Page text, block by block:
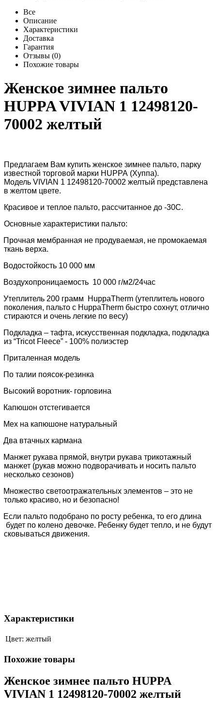
Все
Описание
Характеристики
Доставка
Гарантия
Отзывы (0)
Похожие товары
Женское зимнее пальто
HUPPA VIVIAN 1 12498120-
70002 желтый
Предлагаем Вам купить женское зимнее пальто, парку
известной торговой марки HUPPA (Хуппа).
Модель VIVIAN 1 12498120-70002 желтый представлена
в желтом цвете.
Красивое и теплое пальто, рассчитанное до -30С.
Основные характеристики пальто:
Прочная мембранная не продуваемая, не промокаемая
ткань верха.
Водостойкость 10 000 мм
Воздухопроницаемость 10 000 г/м2/24час
Утеплитель 200 грамм
HuppaTherm (утеплитель нового
поколения, пальто с HuppaTherm быстро сохнут, отлично
стираются и очень легкие по весу)
Подкладка – тафта, искусственная подкладка, подкладка
из “Tricot Fleece” - 100% полиэстер
Приталенная модель
По талии поясок-резинка
Высокий воротник- горловина
Капюшон отстегивается
Мех на капюшоне натуральный
Два втачных кармана
Манжет рукава прямой, внутри рукава трикотажный
манжет (рукав можно подворачивать и носить пальто
несколько сезонов)
Множество светоотражательных элементов – это не
только красиво, но и безопасно!
Если пальто подобрано по росту ребенка, то его длина
будет по колено девочке. Ребенку будет тепло, и не будут
сковываться движения.
Характеристики
Цвет: желтый
Похожие товары
Женское зимнее пальто HUPPA
VIVIAN 1 12498120-70002 желтый